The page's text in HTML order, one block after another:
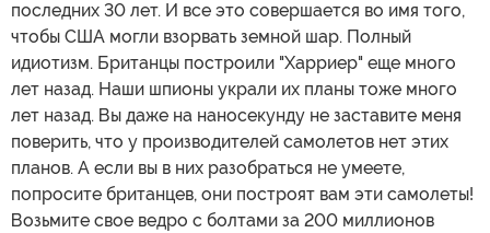
последних 30 лет. И все это совершается во имя того,
чтобы США могли взорвать земной шар. Полный
идиотизм. Британцы построили "Харриер" еще много
лет назад. Наши шпионы украли их планы тоже много
лет назад. Вы даже на наносекунду не заставите меня
поверить, что у производителей самолетов нет этих
планов. А если вы в них разобраться не умеете,
попросите британцев, они построят вам эти самолеты!
Возьмите свое ведро с болтами за 200 миллионов